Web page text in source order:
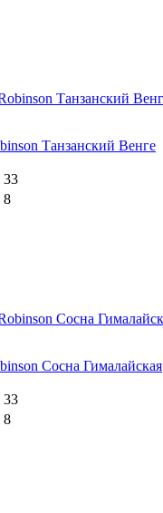
Tанзанский Венге
33
8
Сосна Гималайская
33
8